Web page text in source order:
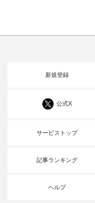
新規登録
公式X
サービストップ
記事ランキング
ヘルプ